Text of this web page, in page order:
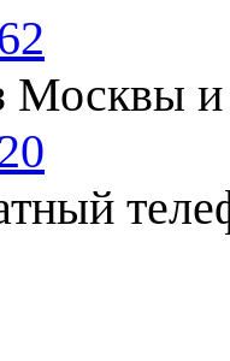
Москвы